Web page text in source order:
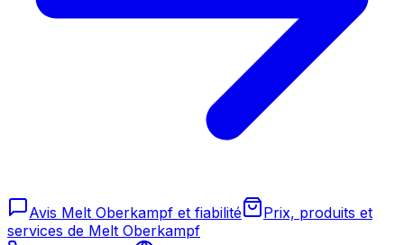
Avis Melt Oberkampf et fiabilité
Prix, produits et
services de Melt Oberkampf